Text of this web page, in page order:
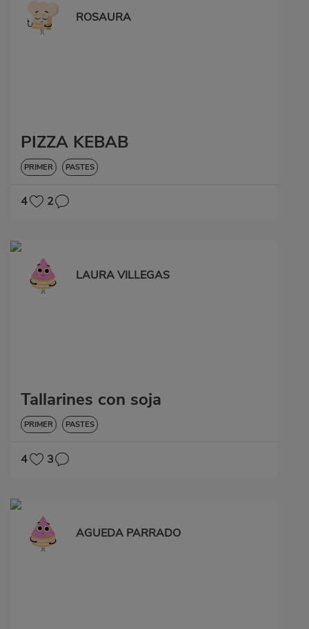
ROSAURA
PIZZA KEBAB
PRIMER PASTES
4 2
LAURA VILLEGAS
Tallarines con soja
PRIMER PASTES
4 3
AGUEDA PARRADO